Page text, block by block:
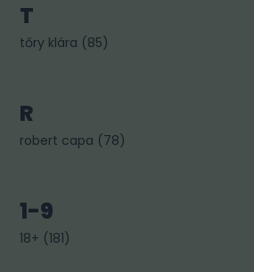
T
tőry klára (85)
R
robert capa (78)
1-9
18+ (181)